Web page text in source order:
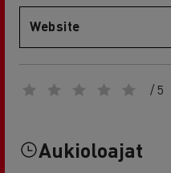
Website
/ 5
Aukioloajat